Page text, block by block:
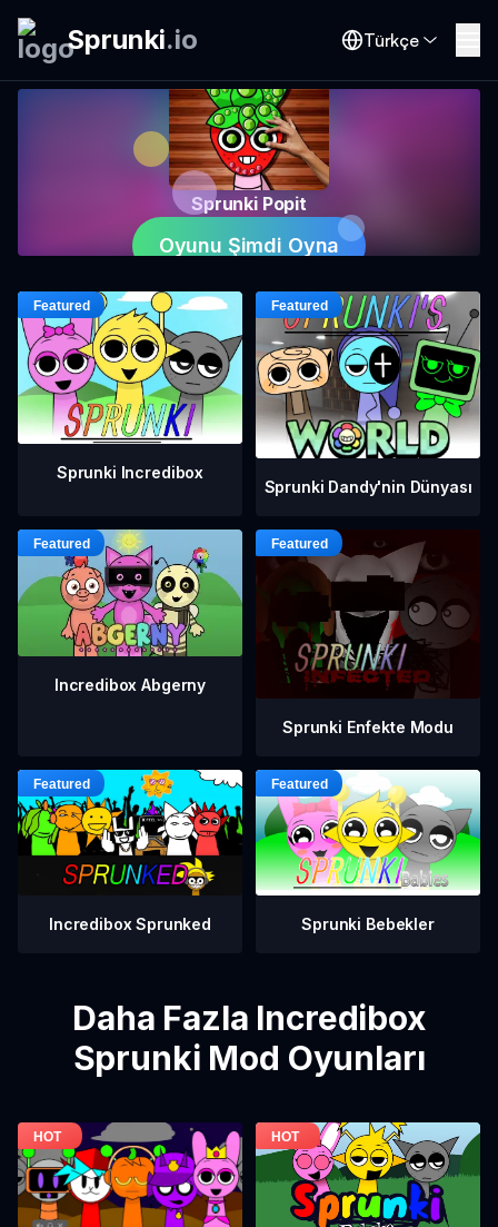
Sprunki.io Türkçe
Sprunki Popit
Oyunu Şimdi Oyna
Sprunki Incredibox
Sprunki Dandy'nin Dünyası
Incredibox Abgerny
Sprunki Enfekte Modu
Incredibox Sprunked Sprunki Bebekler
Daha Fazla Incredibox
Sprunki Mod Oyunları